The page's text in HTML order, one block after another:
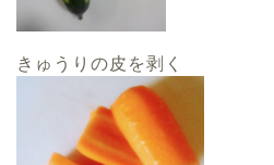
きゅうりの皮を剥く